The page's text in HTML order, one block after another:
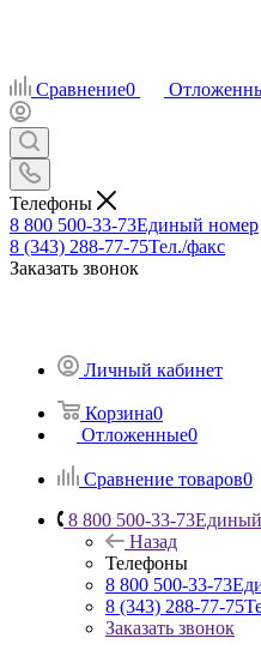
Сравнение0
Телефоны
8 800 500-33-73Единый номер
8 (343) 288-77-75Тел./факс
Заказать звонок
Личный кабинет
Корзина0
Отложенные0
Сравнение товаров0
8 800 500-33-73
Назад
Телефоны
8 800 500-33-73
8 (343) 288-77-75
Заказать звонок